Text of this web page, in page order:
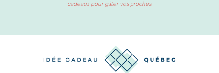
cadeaux pour gâter vos proches.